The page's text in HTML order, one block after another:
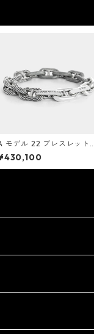
モデル 22 ブレスレット
ックスド モチーフ：Good
HLYWD グッド アート
リウッド